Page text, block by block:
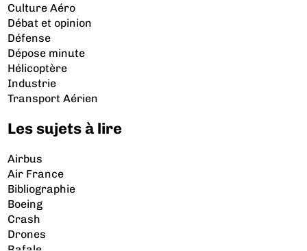
Culture Aéro
Débat et opinion
Défense
Dépose minute
Hélicoptère
Industrie
Transport Aérien
Les sujets à lire
Airbus
Air France
Bibliographie
Boeing
Crash
Drones